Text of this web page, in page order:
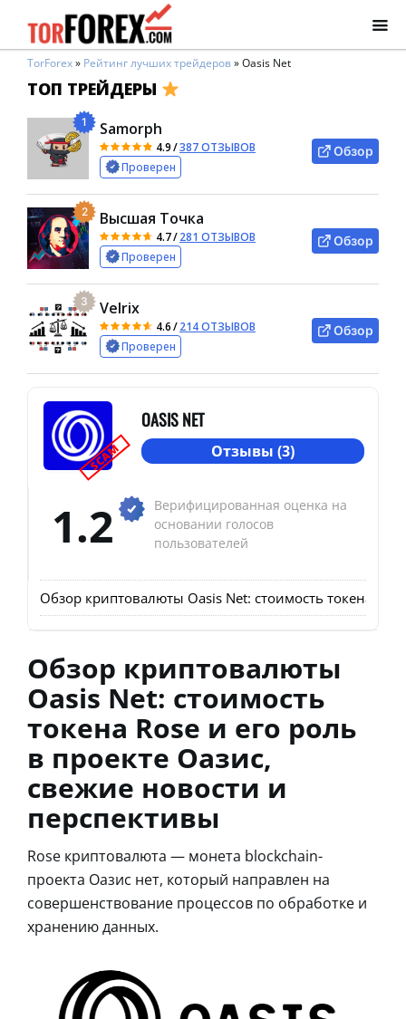
TorForex» Рейтинг лучших трейдеров»Oasis Net
ТОП ТРЕЙДЕРЫ
1 Samorph
4.9/387 ОТЗЫВОВ
Проверен
Обзор
2 Высшая Точка
4.7/281 ОТЗЫВОВ
Проверен
Обзор
3 Velrix
4.6/214 ОТЗЫВОВ
Проверен
Обзор
SCAM
OASIS NET
Отзывы (3)
1.2
Верифицированная оценка на
основании голосов
пользователей
Обзор криптовалюты Oasis Net: стоимость токена
Обзор криптовалюты
Oasis Net: стоимость
токена Rose и его роль
в проекте Оазис,
свежие новости и
перспективы
Rose криптовалюта — монета blockchain-
проекта Оазис нет, который направлен на
совершенствование процессов по обработке и
хранению данных.